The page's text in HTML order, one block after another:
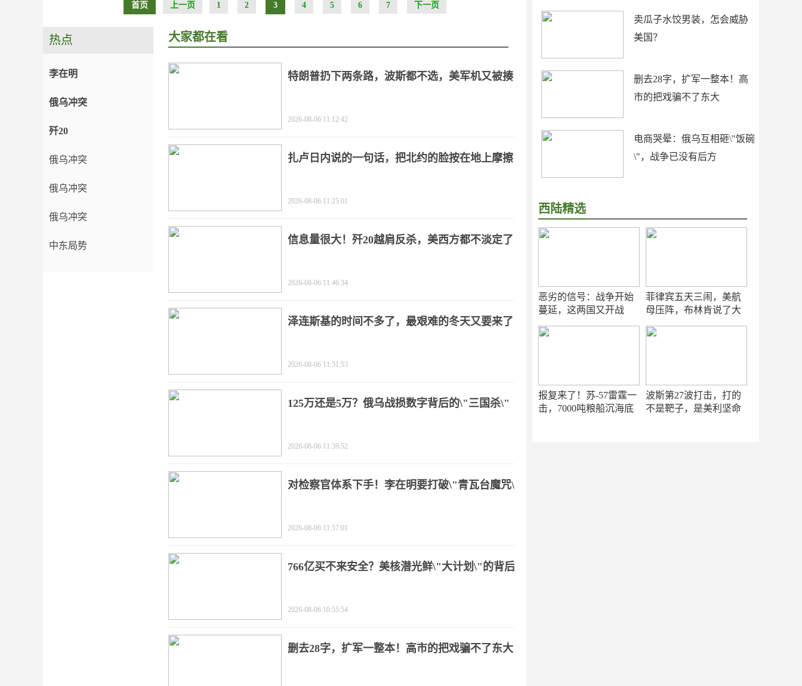
首页 上一页 1 2 3 4 5 6 7 下一页
卖瓜子水饺男装，怎会威胁
美国？
删去28字，扩军一整本！高
市的把戏骗不了东大
电商哭晕：俄乌互相砸\"饭碗
\"，战争已没有后方
西陆精选
恶劣的信号：战争开始
蔓延，这两国又开战
菲律宾五天三闹，美航
母压阵，布林肯说了大
报复来了！苏-57雷霆一
击，7000吨粮船沉海底
波斯第27波打击，打的
不是靶子，是美利坚命
热点
李在明
俄乌冲突
歼20
俄乌冲突
俄乌冲突
俄乌冲突
中东局势
大家都在看
特朗普扔下两条路，波斯都不选，美军机又被揍
2026-08-06 11:12:42
扎卢日内说的一句话，把北约的脸按在地上摩擦
2026-08-06 11:25:01
信息量很大！歼20越肩反杀，美西方都不淡定了
2026-08-06 11:46:34
泽连斯基的时间不多了，最艰难的冬天又要来了
2026-08-06 11:51:53
125万还是5万？俄乌战损数字背后的\"三国杀\"
2026-08-06 11:39:52
对检察官体系下手！李在明要打破\"青瓦台魔咒\"
2026-08-06 11:57:01
766亿买不来安全？美核潜光鲜\"大计划\"的背后
2026-08-06 10:55:54
删去28字，扩军一整本！高市的把戏骗不了东大